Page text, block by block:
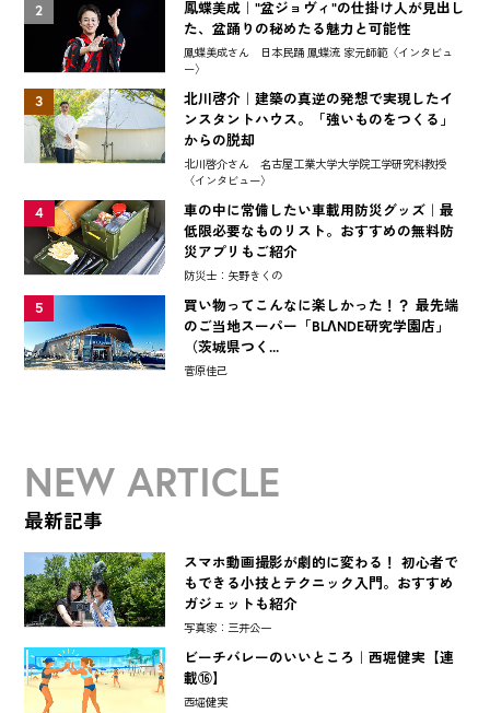
2
鳳蝶美成｜"盆ジョヴィ"の仕掛け人が見出し
た、盆踊りの秘めたる魅力と可能性
鳳蝶美成さん 日本民踊 鳳蝶流 家元師範〈インタビュ
ー〉
3
北川啓介｜建築の真逆の発想で実現したイ
ンスタントハウス。「強いものをつくる」
からの脱却
北川啓介さん 名古屋工業大学大学院工学研究科教授
〈インタビュー〉
4
車の中に常備したい車載用防災グッズ｜最
低限必要なものリスト。おすすめの無料防
災アプリもご紹介
防災士：矢野きくの
5
買い物ってこんなに楽しかった！？ 最先端
のご当地スーパー「BLΛNDE研究学園店」
（茨城県つく...
菅原佳己
NEW ARTICLE
最新記事
スマホ動画撮影が劇的に変わる！ 初心者で
もできる小技とテクニック入門。おすすめ
ガジェットも紹介
写真家：三井公一
ビーチバレーのいいところ｜西堀健実【連
載⑯】
西堀健実